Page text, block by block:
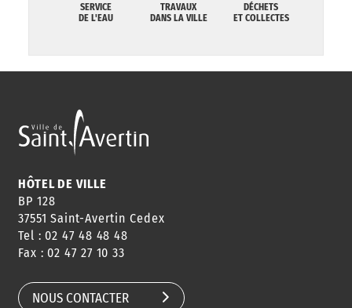
SERVICE
DE L'EAU
TRAVAUX
DANS LA VILLE
DÉCHETS
ET COLLECTES
HÔTEL DE VILLE
BP 128
37551 Saint-Avertin Cedex
Tel : 02 47 48 48 48
Fax : 02 47 27 10 33
NOUS CONTACTER